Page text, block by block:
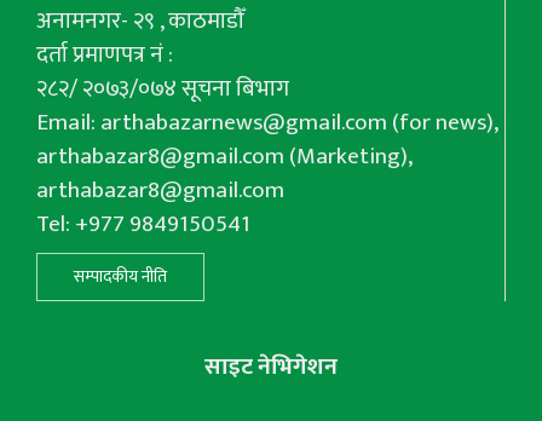
अनामनगर- २९ , काठमाडौँ
दर्ता प्रमाणपत्र नं :
२८२/ २०७३/०७४ सूचना बिभाग
Email:arthabazarnews@gmail.com(for news),
arthabazar8@gmail.com(Marketing),
arthabazar8@gmail.com
Tel: +977 9849150541
सम्पादकीय नीति
साइट नेभिगेशन